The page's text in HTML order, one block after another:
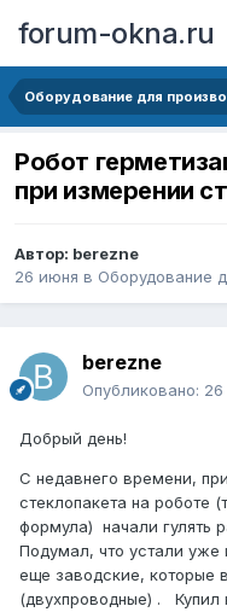
forum-okna.ru
Оборудование для
Робот
при измерении
Автор: berezne
26 июня в Оборудование
berezne
Опубликовано:
Добрый день!
С недавнего времени,
стеклопакета на роботе
формула) начали гулять
Подумал, что устали уже
еще заводские, которые
(двухпроводные) . Купил